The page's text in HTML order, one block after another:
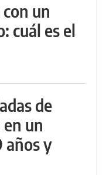
con un
cuál es el
de
en un
años y